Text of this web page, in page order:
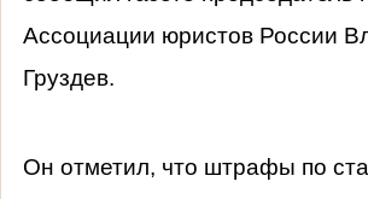
Ассоциации юристов России
Груздев.
Он отметил, что штрафы по